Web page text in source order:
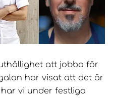
att jobba för
har visat att det är
har vi under festliga